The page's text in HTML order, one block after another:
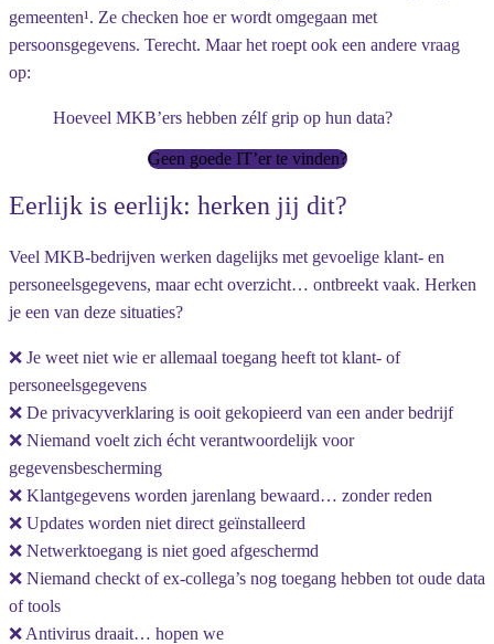
gemeenten¹. Ze checken hoe er wordt omgegaan met
persoonsgegevens. Terecht. Maar het roept ook een andere vraag
op:
Hoeveel MKB’ers hebben zélf grip op hun data?
Geen goede IT’er te vinden?
Eerlijk is eerlijk: herken jij dit?
Veel MKB-bedrijven werken dagelijks met gevoelige klant- en
personeelsgegevens, maar echt overzicht… ontbreekt vaak. Herken
je een van deze situaties?
❌ Je weet niet wie er allemaal toegang heeft tot klant- of
personeelsgegevens
❌ De privacyverklaring is ooit gekopieerd van een ander bedrijf
❌ Niemand voelt zich écht verantwoordelijk voor
gegevensbescherming
❌ Klantgegevens worden jarenlang bewaard… zonder reden
❌ Updates worden niet direct geïnstalleerd
❌ Netwerktoegang is niet goed afgeschermd
❌ Niemand checkt of ex-collega’s nog toegang hebben tot oude data
of tools
❌ Antivirus draait… hopen we